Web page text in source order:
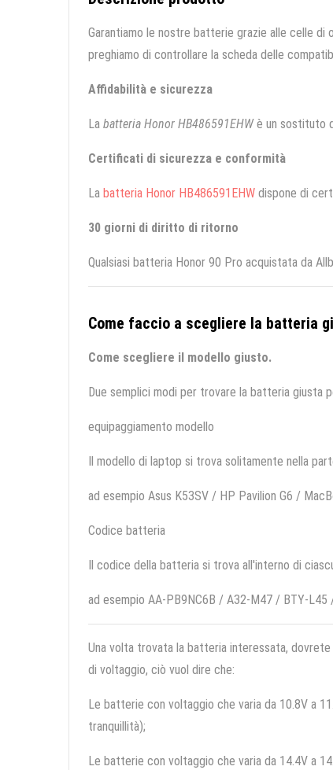
Garantiamo le nostre batterie grazie alle celle di
preghiamo di controllare la scheda delle
Affidabilità e sicurezza
La batteria Honor HB486591EHWè un sostituto
Certificati di sicurezza e conformità
La batteria Honor HB486591EHW dispone di
30 giorni di diritto di ritorno
Qualsiasi batteria Honor 90 Pro acquistata da
Come faccio a scegliere la batteria
Come scegliere il modello giusto.
Due semplici modi per trovare la batteria giusta
equipaggiamento modello
Il modello di laptop si trova solitamente nella
ad esempio Asus K53SV / HP Pavilion G6 /
Codice batteria
Il codice della batteria si trova all'interno di
ad esempio AA-PB9NC6B / A32-M47 / BTY-L45
Una volta trovata la batteria interessata,
di voltaggio, ciò vuol dire che:
Le batterie con voltaggio che varia da 10.8V a
tranquillità);
Le batterie con voltaggio che varia da 14.4V a